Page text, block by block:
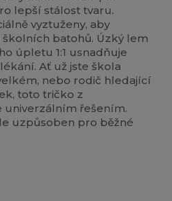
lepší stálost tvaru.
vyztuženy, aby
batohů. Úzký lem
úpletu 1:1 usnadňuje
Ať už jste škola
nebo rodič hledající
toto tričko z
univerzálním řešením.
uzpůsoben pro běžné